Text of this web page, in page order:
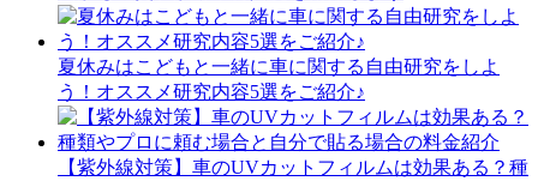
夏休みはこどもと一緒に車に関する自由研究をしよ
う！オススメ研究内容5選をご紹介♪
【紫外線対策】車のUVカットフィルムは効果ある？種